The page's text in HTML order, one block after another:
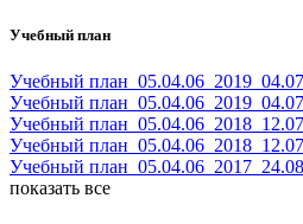
Учебный план
Учебный
Учебный
Учебный
Учебный
Учебный
показать все